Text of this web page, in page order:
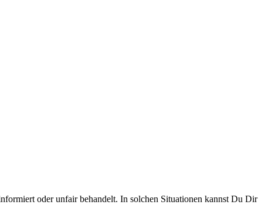
oder unfair behandelt. In solchen Situationen kannst Du Dir